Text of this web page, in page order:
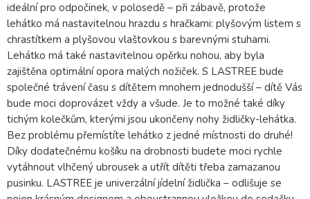
ideální pro odpočinek, v polosedě – při zábavě, protože
lehátko má nastavitelnou hrazdu s hračkami: plyšovým listem s
chrastítkem a plyšovou vlaštovkou s barevnými stuhami.
Lehátko má také nastavitelnou opěrku nohou, aby byla
zajištěna optimální opora malých nožiček. S LASTREE bude
společné trávení času s dítětem mnohem jednodušší – dítě Vás
bude moci doprovázet vždy a všude. Je to možné také díky
tichým kolečkům, kterými jsou ukončeny nohy židličky-lehátka.
Bez problému přemístíte lehátko z jedné místnosti do druhé!
Díky dodatečnému košíku na drobnosti budete moci rychle
vytáhnout vlhčený ubrousek a utřít dítěti třeba zamazanou
pusinku. LASTREE je univerzální jídelní židlička – odlišuje se